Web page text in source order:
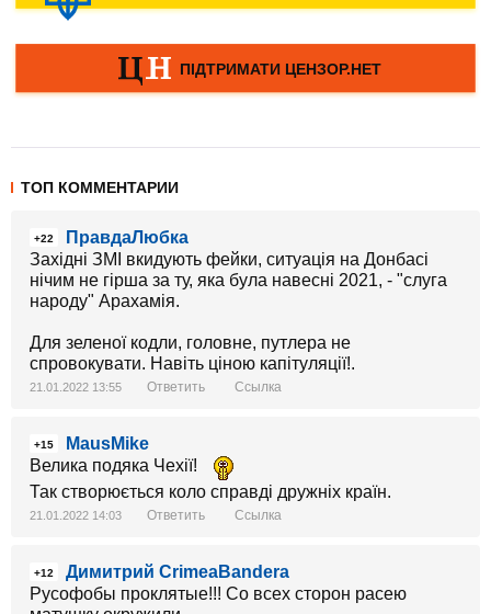
ТОП КОММЕНТАРИИ
+22
ПравдаЛюбка
Західні ЗМІ вкидують фейки, ситуація на Донбасі
нічим не гірша за ту, яка була навесні 2021, - "слуга
народу" Арахамія.
Для зеленої кодли, головне, путлера не
спровокувати. Навіть ціною капітуляції!.
21.01.2022 13:55 Ответить Ссылка
+15
MausMike
Велика подяка Чехії!
Так створюється коло справді дружніх країн.
21.01.2022 14:03 Ответить Ссылка
+12
Димитрий CrimeaBandera
Русофобы проклятые!!! Со всех сторон расею